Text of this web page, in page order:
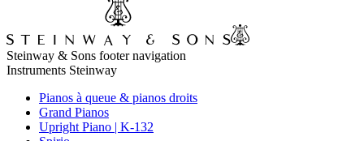
Steinway & Sons footer navigation
Instruments Steinway
Pianos à queue & pianos droits
Grand Pianos
Upright Piano | K-132